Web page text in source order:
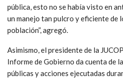
pública, esto no se había visto en
un manejo tan pulcro y eficiente de
población”, agregó.
Asimismo, el presidente de la
Informe de Gobierno da cuenta de
públicas y acciones ejecutadas